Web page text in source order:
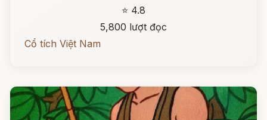
⭐ 4.8
5,800 lượt đọc
Cổ tích Việt Nam